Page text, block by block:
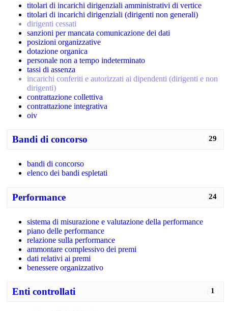
titolari di incarichi dirigenziali amministrativi di vertice
titolari di incarichi dirigenziali (dirigenti non generali)
dirigenti cessati
sanzioni per mancata comunicazione dei dati
posizioni organizzative
dotazione organica
personale non a tempo indeterminato
tassi di assenza
incarichi conferiti e autorizzati ai dipendenti (dirigenti e non
dirigenti)
contrattazione collettiva
contrattazione integrativa
oiv
29
Bandi di concorso
bandi di concorso
elenco dei bandi espletati
24
Performance
sistema di misurazione e valutazione della performance
piano delle performance
relazione sulla performance
ammontare complessivo dei premi
dati relativi ai premi
benessere organizzativo
1
Enti controllati